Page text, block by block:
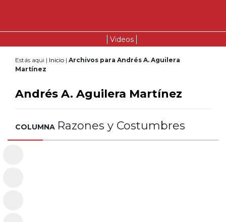
Videos
Estás aqui | Inicio | Archivos para Andrés A. Aguilera
Martínez
Andrés A. Aguilera Martínez
COLUMNA Razones y Costumbres